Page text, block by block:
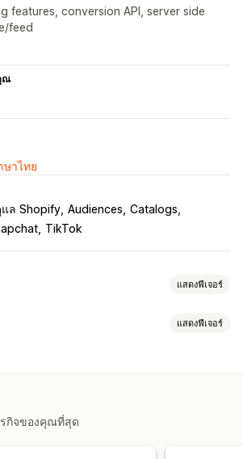
features, conversion API, server side
feed
ณ
าไทย
ล Shopify Audiences Catalogs
TikTok
แสดงฟีเจอร์
ป้าหมายซ้ำ
แสดงฟีเจอร์
าน (LTV) การวิเคราะห์ตามกลุ่ม
กิจของคุณที่สุด